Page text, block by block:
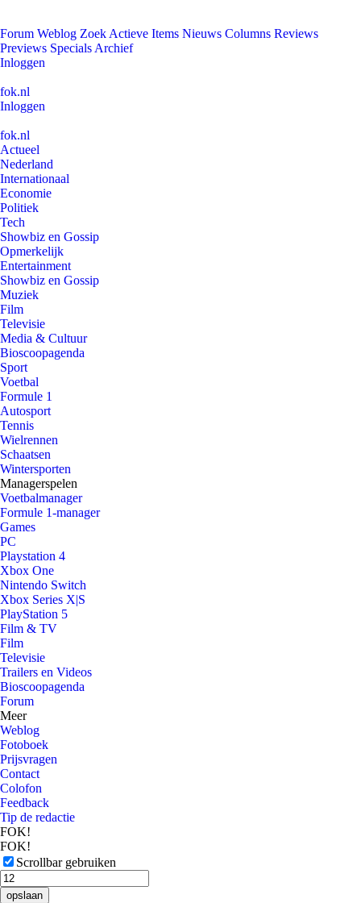
Forum Weblog Zoek Actieve Items Nieuws Columns Reviews
Previews Specials Archief
Inloggen
fok.nl
Inloggen
fok.nl
Actueel
Nederland
Internationaal
Economie
Politiek
Tech
Showbiz en Gossip
Opmerkelijk
Entertainment
Showbiz en Gossip
Muziek
Film
Televisie
Media & Cultuur
Bioscoopagenda
Sport
Voetbal
Formule 1
Autosport
Tennis
Wielrennen
Schaatsen
Wintersporten
Managerspelen
Voetbalmanager
Formule 1-manager
Games
PC
Playstation 4
Xbox One
Nintendo Switch
Xbox Series X|S
PlayStation 5
Film & TV
Film
Televisie
Trailers en Videos
Bioscoopagenda
Forum
Meer
Weblog
Fotoboek
Prijsvragen
Contact
Colofon
Feedback
Tip de redactie
FOK!
FOK!
Scrollbar gebruiken
opslaan